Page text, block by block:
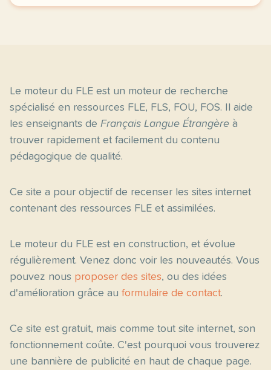
Le moteur du FLE est un moteur de recherche
spécialisé en ressources FLE, FLS, FOU, FOS. Il aide
les enseignants de Français Langue Étrangère à
trouver rapidement et facilement du contenu
pédagogique de qualité.
Ce site a pour objectif de recenser les sites internet
contenant des ressources FLE et assimilées.
Le moteur du FLE est en construction, et évolue
régulièrement. Venez donc voir les nouveautés. Vous
pouvez nous proposer des sites, ou des idées
d'amélioration grâce au formulaire de contact.
Ce site est gratuit, mais comme tout site internet, son
fonctionnement coûte. C'est pourquoi vous trouverez
une bannière de publicité en haut de chaque page.